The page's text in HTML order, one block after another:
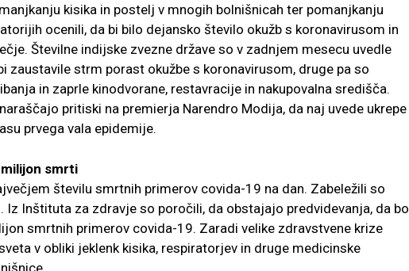
kisika in postelj v mnogih bolnišnicah ter pomanjkanju
ocenili, da bi bilo dejansko število okužb s koronavirusom in
Številne indijske zvezne države so v zadnjem mesecu uvedle
zaustavile strm porast okužbe s koronavirusom, druge pa so
in zaprle kinodvorane, restavracije in nakupovalna središča.
pritiski na premierja Narendro Modija, da naj uvede ukrepe
prvega vala epidemije.
smrti
številu smrtnih primerov covida-19 na dan. Zabeležili so
Iz Inštituta za zdravje so poročili, da obstajajo predvidevanja, da bo
smrtnih primerov covida-19. Zaradi velike zdravstvene krize
v obliki jeklenk kisika, respiratorjev in druge medicinske